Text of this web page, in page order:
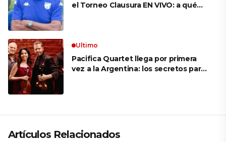
el Torneo Clausura EN VIVO: a qué
Ultimo
Pacifica Quartet llega por primera
vez a la Argentina: los secretos para
Artículos Relacionados